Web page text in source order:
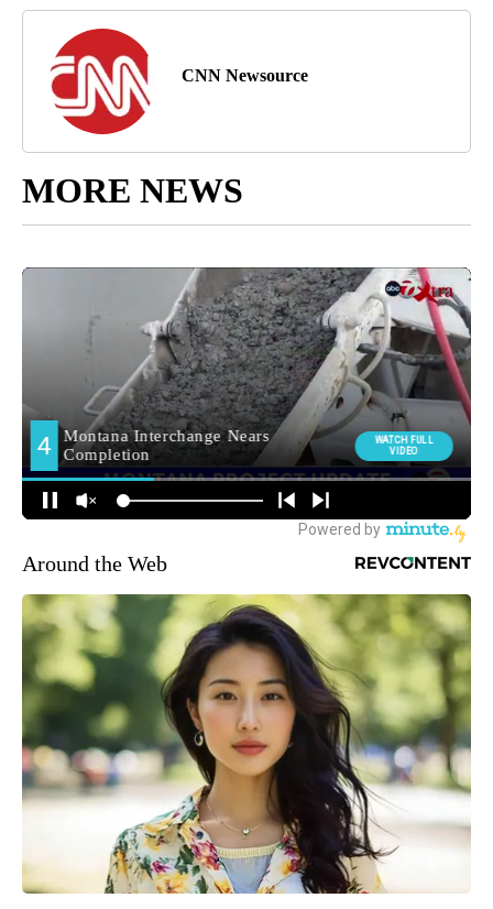
CNN Newsource
MORE NEWS
Around the Web